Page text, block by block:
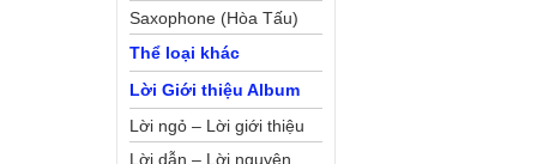
Saxophone (Hòa Tấu)
Thể loại khác
Lời Giới thiệu Album
Lời ngỏ – Lời giới thiệu
Lời dẫn – Lời nguyện